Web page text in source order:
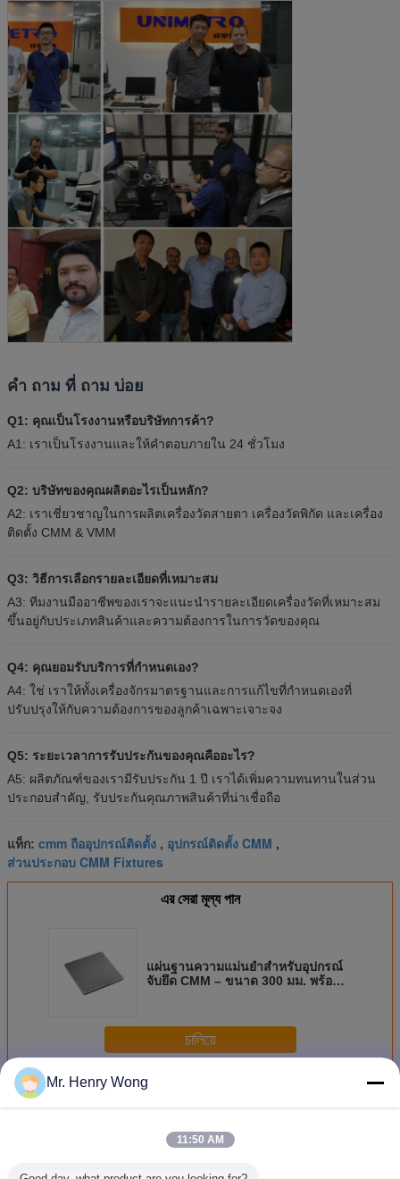
คํา ถาม ที่ ถาม บ่อย
Q1: คุณเป็นโรงงานหรือบริษัทการค้า?
A1: เราเป็นโรงงานและให้คําตอบภายใน 24 ชั่วโมง
Q2: บริษัทของคุณผลิตอะไรเป็นหลัก?
A2: เราเชี่ยวชาญในการผลิตเครื่องวัดสายตา เครื่องวัดพิกัด และเครื่อง
ติดตั้ง CMM & VMM
Q3: วิธีการเลือกรายละเอียดที่เหมาะสม
A3: ทีมงานมืออาชีพของเราจะแนะนํารายละเอียดเครื่องวัดที่เหมาะสม
ขึ้นอยู่กับประเภทสินค้าและความต้องการในการวัดของคุณ
Q4: คุณยอมรับบริการที่กําหนดเอง?
A4: ใช่ เราให้ทั้งเครื่องจักรมาตรฐานและการแก้ไขที่กําหนดเองที่
ปรับปรุงให้กับความต้องการของลูกค้าเฉพาะเจาะจง
Q5: ระยะเวลาการรับประกันของคุณคืออะไร?
A5: ผลิตภัณฑ์ของเรามีรับประกัน 1 ปี เราได้เพิ่มความทนทานในส่วน
ประกอบสําคัญ, รับประกันคุณภาพสินค้าที่น่าเชื่อถือ
แท็ก: cmm ถืออุปกรณ์ติดตั้ง , อุปกรณ์ติดตั้ง CMM ,
ส่วนประกอบ CMM Fixtures
এর সেরা মূল্য পান
แผ่นฐานความแม่นยำสำหรับอุปกรณ์
จับยึด CMM – ขนาด 300 มม. พร้อม
চালিয়ে
มากกว่า ชุดติดตั้ง CMM
Mr. Henry Wong
11:50 AM